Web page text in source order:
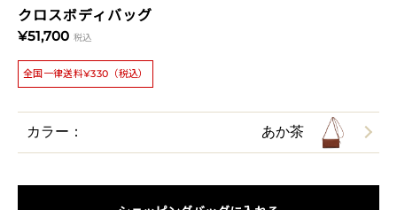
クロスボディバッグ
¥51,700 税込
全国一律送料¥330（税込）
カラー： あか茶